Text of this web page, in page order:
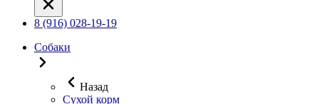
8 (916) 028-19-19
Собаки
Назад
Сухой корм